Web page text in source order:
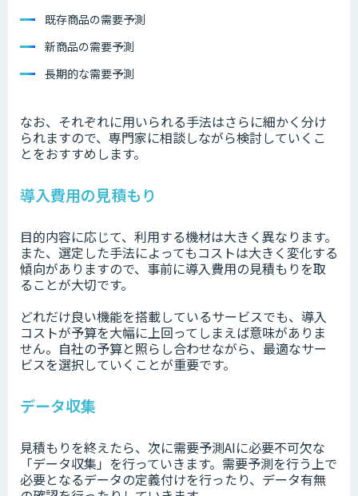
既存商品の需要予測
新商品の需要予測
長期的な需要予測
なお、それぞれに用いられる手法はさらに細かく分け
られますので、専門家に相談しながら検討していくこ
とをおすすめします。
導入費用の見積もり
目的内容に応じて、利用する機材は大きく異なります。
また、選定した手法によってもコストは大きく変化する
傾向がありますので、事前に導入費用の見積もりを取
ることが大切です。
どれだけ良い機能を搭載しているサービスでも、導入
コストが予算を大幅に上回ってしまえば意味がありま
せん。自社の予算と照らし合わせながら、最適なサー
ビスを選択していくことが重要です。
データ収集
見積もりを終えたら、次に需要予測AIに必要不可欠な
「データ収集」を行っていきます。需要予測を行う上で
必要となるデータの定義付けを行ったり、データ有無